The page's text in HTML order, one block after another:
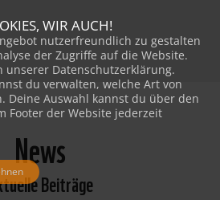
News
Beiträge
WIR AUCH!
nutzerfreundlich zu gestalten
der Zugriffe auf die Website.
unserer Datenschutzerklärung.
du verwalten, welche Art von
Deine Auswahl kannst du über den
Footer der Website jederzeit